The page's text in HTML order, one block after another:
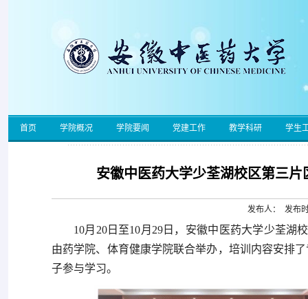
首页 学院概况 学院要闻 党建工作 教学科研 学生
安徽中医药大学少荃湖校区第三
发布人： 发布
10月20日至10月29日，安徽中医药大学少荃湖
由药学院、体育健康学院联合举办，培训内容安排
子参与学习。